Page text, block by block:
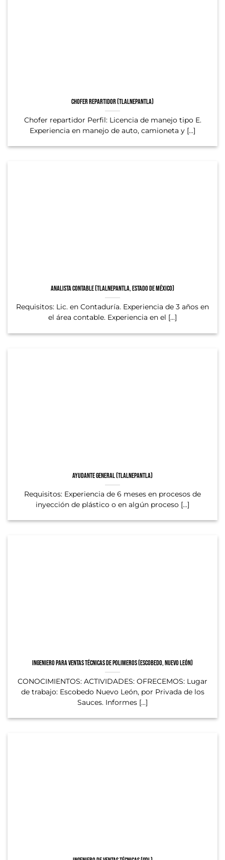
Chofer repartidor (Tlalnepantla)
Chofer repartidor Perfil: Licencia de manejo tipo E.
Experiencia en manejo de auto, camioneta y [...]
Analista Contable (Tlalnepantla, Estado de México)
Requisitos: Lic. en Contaduría. Experiencia de 3 años en
el área contable. Experiencia en el [...]
Ayudante general (Tlalnepantla)
Requisitos: Experiencia de 6 meses en procesos de
inyección de plástico o en algún proceso [...]
INGENIERO PARA VENTAS TÉCNICAS DE POLIMEROS (Escobedo, Nuevo León)
CONOCIMIENTOS: ACTIVIDADES: OFRECEMOS: Lugar
de trabajo: Escobedo Nuevo León, por Privada de los
Sauces. Informes [...]